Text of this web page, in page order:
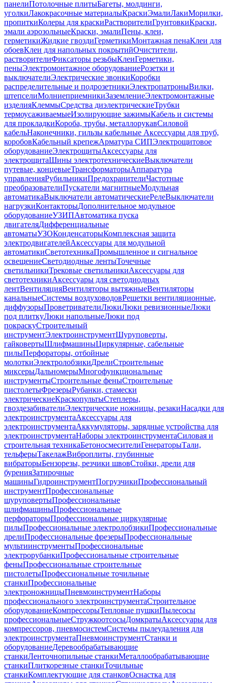
панелиПотолочные плитыБагеты, молдинги,
уголкиЛакокрасочные материалыКраскиЭмалиЛакиМорилки,
пропиткиКолеры для краскиРастворителиГрунтовкиКраски,
эмали аэрозольныеКраски, эмалиПены, клеи,
герметикиЖидкие гвоздиГерметикиМонтажная пенаКлеи для
обоевКлеи для напольных покрытийОчистители,
растворителиФиксаторы резьбыКлеиГерметики,
пеныЭлектромонтажное оборудованиеРозетки и
выключателиЭлектрические звонкиКоробки
распределительные и подрозетникиЭлектропатроныВилки,
штепселиМолниеприемникиЗаземлениеЭлектромонтажные
изделияКлеммыСредства диэлектрическиеТрубки
термоусаживаемыеИзолирующие зажимыКабель и системы
для прокладкиКороба, трубы, металлорукавСиловой
кабельНаконечники, гильзы кабельные Аксессуары для труб,
коробовКабельный крепежАрматура СИПЭлектрощитовое
оборудованиеЭлектрощитыАксессуары для
электрощитаШины электротехническиеВыключатели
путевые, концевыеТрансформаторыАппаратура
управленияРубильникиПредохранителиЧастотные
преобразователиПускатели магнитныеМодульная
автоматикаВыключатели автоматическиеРелеВыключатели
нагрузкиКонтакторыДополнительное модульное
оборудованиеУЗИПАвтоматика пуска
двигателяДифференциальные
автоматыУЗОКонденсаторыКомплексная защита
электродвигателейАксессуары для модульной
автоматикиСветотехникаПромышленное и сигнальное
освещениеСветодиодные лентыТочечные
светильникиТрековые светильникиАксессуары для
светотехникиАксессуары для светодиодных
лентВентиляцияВентиляторы вытяжныеВентиляторы
канальныеСистемы воздуховодовРешетки вентиляционные,
диффузорыПроветривателиЛюкиЛюки ревизионныеЛюки
под плиткуЛюки напольныеЛюки под
покраскуСтроительный
инструментЭлектроинструментШуруповерты,
гайковертыШлифмашиныЦиркулярные, сабельные
пилыПерфораторы, отбойные
молоткиЭлектролобзикиДрелиСтроительные
миксерыДальномерыМногофункциональные
инструментыСтроительные феныСтроительные
пистолетыФрезерыРубанки, стамески
электрическиеКраскопультыСтеплеры,
гвоздезабивателиЭлектрические ножницы, резакиНасадки для
электроинструментаАксессуары для
электроинструментаАккумуляторы, зарядные устройства для
электроинструментаНаборы электроинструментаСиловая и
строительная техникаБетоносмесителиГенераторыТали,
тельферыТакелажВиброплиты, глубинные
вибраторыБензорезы, резчики швовСтойки, дрели для
буренияЗатирочные
машиныГидроинструментПогрузчикиПрофессиональный
инструментПрофессиональные
шуруповертыПрофессиональные
шлифмашиныПрофессиональные
перфораторыПрофессиональные циркулярные
пилыПрофессиональные электролобзикиПрофессиональные
дрелиПрофессиональные фрезерыПрофессиональные
мультиинструментыПрофессиональные
электрорубанкиПрофессиональные строительные
феныПрофессиональные строительные
пистолетыПрофессиональные точильные
станкиПрофессиональные
электроножницыПневмоинструментНаборы
профессионального электроинструментаСтроительное
оборудованиеКомпрессорыТепловые пушкиПылесосы
профессиональныеСтружкоотсосыДомкратыАксессуары для
компрессоров, пневмосистемСистемы пылеудаления для
электроинструментаПневмоинструментСтанки и
оборудованиеДеревообрабатывающие
станкиЛенточнопильные станкиМеталлообрабатывающие
станкиПлиткорезные станкиТочильные
станкиКомплектующие для станковОснастка для